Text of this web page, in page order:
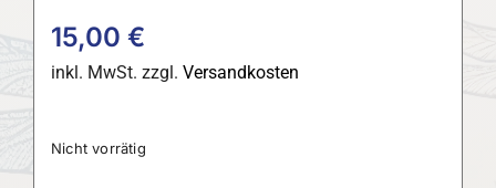
15,00 €
inkl. MwSt. zzgl. Versandkosten
Nicht vorrätig